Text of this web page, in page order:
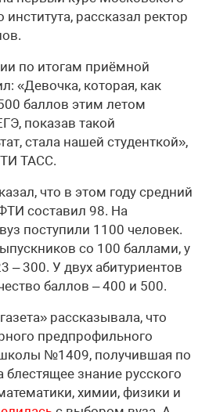
института, рассказал ректор
по итогам приёмной
«Девочка, которая, как
баллов этим летом
показав такой
стала нашей студенткой»,
ТАСС.
что в этом году средний
составил 98. На
поступили 1100 человек.
со 100 баллами, у
– 300. У двух абитуриентов
баллов – 400 и 500.
рассказывала, что
предпрофильного
№1409, получившая по
блестящее знание русского
химии, физики и